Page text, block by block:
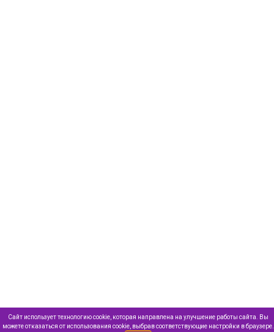
Сайт использует технологию cookie, которая направлена на улучшение работы сайта. Вы
можете отказаться от использования cookie, выбрав соответствующие настройки в браузере.